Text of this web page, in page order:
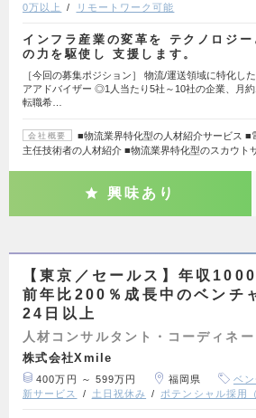
0万以上
リモートワーク可能
インフラ産業の変革を テクノロジー
の力を駆使し 支援します。
［今回の募集ポジション］ 物流/運送領域に特化し
アアドバイザー ◎1人当たり5社～10社の企業、月
転職希…
会社概要
■物流業界特化型の人材紹介サービス ■
主任技術者の人材紹介 ■物流業界特化型のスカウト
興味あり
【東京／セールス】年収
前年比200％成長中のベンチ
24日以上
人材コンサルタント・コーディネ
株式会社Xmile
400万円 ～ 599万円 福岡県 ベ
新サービス
土日祝休み ポテンシャル採用